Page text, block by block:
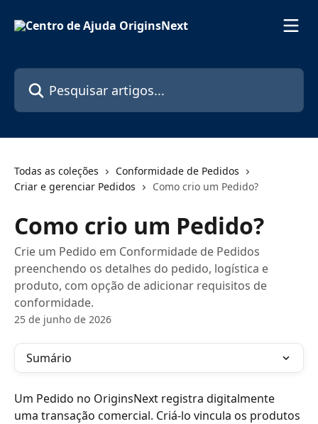
Pesquisar artigos...
Todas as coleções
Conformidade de Pedidos
Criar e gerenciar Pedidos
Como crio um Pedido?
Como crio um Pedido?
Crie um Pedido em Conformidade de Pedidos
preenchendo os detalhes do pedido, logística e
produto, com opção de adicionar requisitos de
conformidade.
25 de junho de 2026
Sumário
Um Pedido no OriginsNext registra digitalmente
uma transação comercial. Criá-lo vincula os produtos